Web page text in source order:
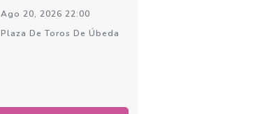
Ago 20, 2026 22:00
Plaza De Toros De Úbeda